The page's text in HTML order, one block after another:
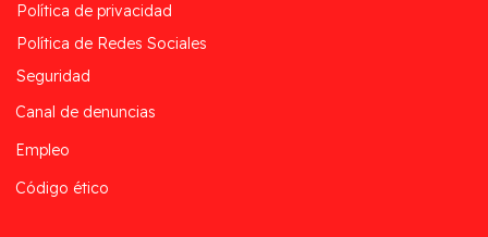
Política de privacidad
Política de Redes Sociales
Seguridad
Canal de denuncias
Empleo
Código ético